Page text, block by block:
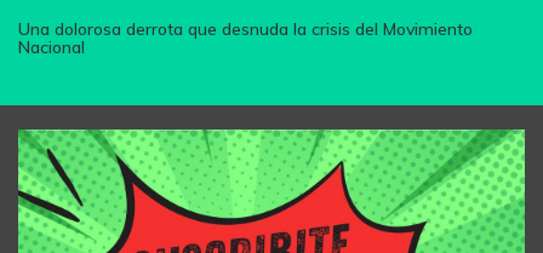
Una dolorosa derrota que desnuda la crisis del Movimiento
Nacional